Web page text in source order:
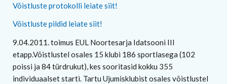
Võistluste protokolli leiate siit!
Võistluste pildid leiate siit!
9.04.2011. toimus EUL Noortesarja Idatsooni III
etapp.Võistlustel osales 15 klubi 186 sportlasega (102
poissi ja 84 türdrukut), kes sooritasid kokku 355
individuaalset starti. Tartu Ujumisklubist osales võistlustel